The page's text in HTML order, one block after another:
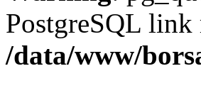
PostgreSQL link
/data/www/